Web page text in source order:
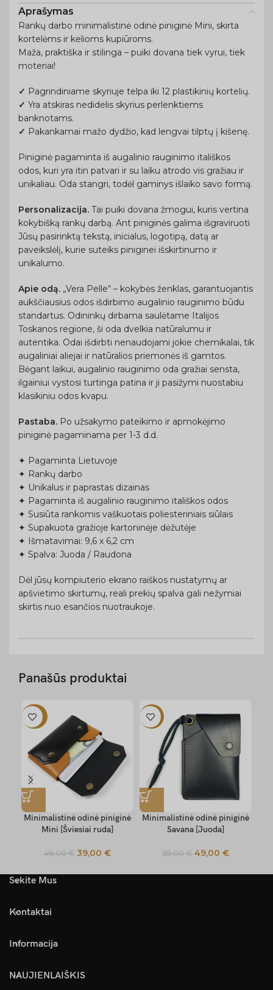
Aprašymas
Rankų darbo minimalistinė odinė piniginė Mini, skirta
kortelėms ir kelioms kupiūroms.
Maža, praktiška ir stilinga – puiki dovana tiek vyrui, tiek
moteriai!
✓ Pagrindiniame skyriuje telpa iki 12 plastikinių kortelių.
✓ Yra atskiras nedidelis skyrius perlenktiems
banknotams.
✓ Pakankamai mažo dydžio, kad lengvai tilptų į kišenę.
Piniginė pagaminta iš augalinio rauginimo itališkos
odos, kuri yra itin patvari ir su laiku atrodo vis gražiau ir
unikaliau. Oda stangri, todėl gaminys išlaiko savo formą.
Personalizacija. Tai puiki dovana žmogui, kuris vertina
kokybišką rankų darbą. Ant piniginės galima išgraviruoti
Jūsų pasirinktą tekstą, inicialus, logotipą, datą ar
paveikslėlį, kurie suteiks piniginei išskirtinumo ir
unikalumo.
Apie odą. „Vera Pelle“ – kokybės ženklas, garantuojantis
aukščiausius odos išdirbimo augalinio rauginimo būdu
standartus. Odininkų dirbama saulėtame Italijos
Toskanos regione, ši oda dvelkia natūralumu ir
autentika. Odai išdirbti nenaudojami jokie chemikalai, tik
augaliniai aliejai ir natūralios priemonės iš gamtos.
Bėgant laikui, augalinio rauginimo oda gražiai sensta,
ilgainiui vystosi turtinga patina ir ji pasižymi nuostabiu
klasikiniu odos kvapu.
Pastaba. Po užsakymo pateikimo ir apmokėjimo
piniginė pagaminama per 1-3 d.d.
✦ Pagaminta Lietuvoje
✦ Rankų darbo
✦ Unikalus ir paprastas dizainas
✦ Pagaminta iš augalinio rauginimo itališkos odos
✦ Susiūta rankomis vaškuotais poliesteriniais siūlais
✦ Supakuota gražioje kartoninėje dėžutėje
✦ Išmatavimai: 9,6 x 6,2 cm
✦ Spalva: Juoda / Raudona
Dėl jūsų kompiuterio ekrano raiškos nustatymų ar
apšvietimo skirtumų, reali prekių spalva gali nežymiai
skirtis nuo esančios nuotraukoje.
Panašūs produktai
-20%
Minimalistinė odinė piniginė
Mini [Šviesiai ruda]
49,00€ 39,00 €
-17%
Minimalistinė odinė piniginė
Savana [Juoda]
59,00€ 49,00 €
Sekite Mus
Kontaktai
Informacija
NAUJIENLAIŠKIS